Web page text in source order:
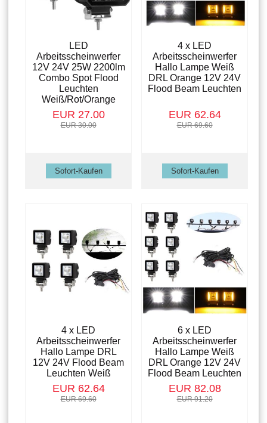
LED
Arbeitsscheinwerfer
12V 24V 25W 2200lm
Combo Spot Flood
Leuchten
Weiß/Rot/Orange
EUR 27.00
EUR 30.00
4 x LED
Arbeitsscheinwerfer
Hallo Lampe Weiß
DRL Orange 12V 24V
Flood Beam Leuchten
EUR 62.64
EUR 69.60
4 x LED
Arbeitsscheinwerfer
Hallo Lampe DRL
12V 24V Flood Beam
Leuchten Weiß
EUR 62.64
EUR 69.60
6 x LED
Arbeitsscheinwerfer
Hallo Lampe Weiß
DRL Orange 12V 24V
Flood Beam Leuchten
EUR 82.08
EUR 91.20